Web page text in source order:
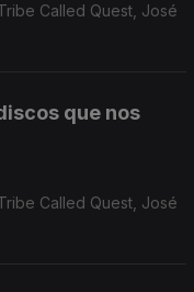
Called Quest, José
que nos
Called Quest, José